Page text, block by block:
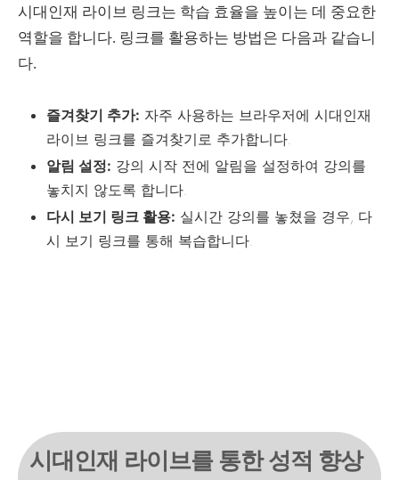
시대인재 라이브 링크는 학습 효율을 높이는 데 중요한
역할을 합니다. 링크를 활용하는 방법은 다음과 같습니
다.
즐겨찾기 추가: 자주 사용하는 브라우저에 시대인재
라이브 링크를 즐겨찾기로 추가합니다.
알림 설정: 강의 시작 전에 알림을 설정하여 강의를
놓치지 않도록 합니다.
다시 보기 링크 활용: 실시간 강의를 놓쳤을 경우, 다
시 보기 링크를 통해 복습합니다.
시대인재 라이브를 통한 성적 향상